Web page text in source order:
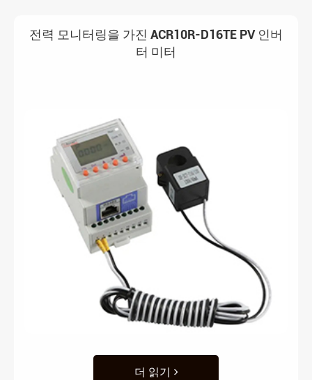
전력 모니터링을 가진 ACR10R-D16TE PV 인버
터 미터
더 읽기